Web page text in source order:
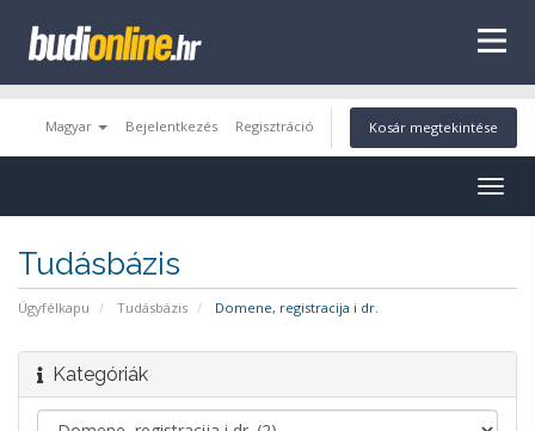
Magyar Bejelentkezés Regisztráció Kosár megtekintése
Tudásbázis
Ügyfélkapu Tudásbázis Domene, registracija i dr.
Kategóriák